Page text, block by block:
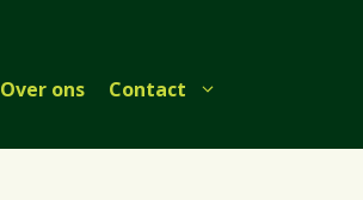
Over ons Contact